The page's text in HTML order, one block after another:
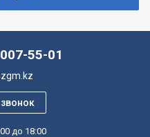
55-01
до 18:00